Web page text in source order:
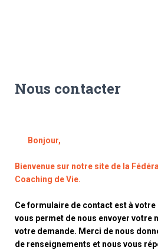
Nous contacter
Bonjour,
Bienvenue sur notre site de la
Coaching de Vie.
Ce formulaire de contact est à votre
vous permet de nous envoyer votre
votre demande. Merci de nous
de renseignements et nous vous